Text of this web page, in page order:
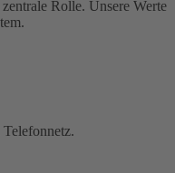
Rolle. Unsere Werte